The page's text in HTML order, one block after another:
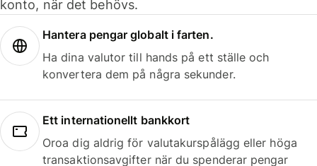
konto, när det behövs.
Hantera pengar globalt i farten.
Ha dina valutor till hands på ett ställe och
konvertera dem på några sekunder.
Ett internationellt bankkort
Oroa dig aldrig för valutakurspålägg eller höga
transaktionsavgifter när du spenderar pengar